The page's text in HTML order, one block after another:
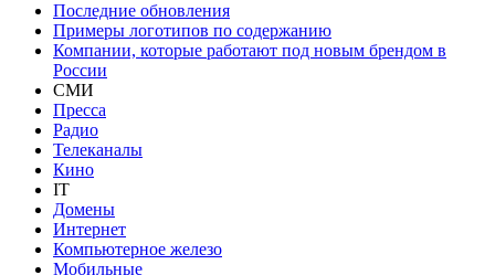
Последние обновления
Примеры логотипов по содержанию
Компании, которые работают под новым брендом в
России
СМИ
Пресса
Радио
Телеканалы
Кино
IT
Домены
Интернет
Компьютерное железо
Мобильные